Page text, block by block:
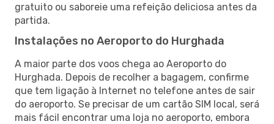
gratuito ou saboreie uma refeição deliciosa antes da
partida.
Instalações no Aeroporto do Hurghada
A maior parte dos voos chega ao Aeroporto do
Hurghada. Depois de recolher a bagagem, confirme
que tem ligação à Internet no telefone antes de sair
do aeroporto. Se precisar de um cartão SIM local, será
mais fácil encontrar uma loja no aeroporto, embora